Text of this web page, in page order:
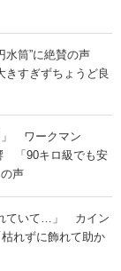
水筒”に絶賛の声
きすぎずちょうど良
」 ワークマン
「90キロ級でも安
声
れていて…」 カイン
れずに飾れて助か